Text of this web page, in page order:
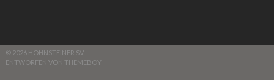
© 2026 HOHNSTEINER SV
ENTWORFEN VON THEMEBOY